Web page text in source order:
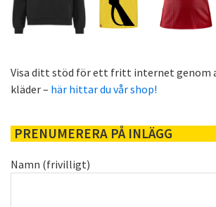
Visa ditt stöd för ett fritt internet genom
kläder – här hittar du vår shop!
PRENUMERERA PÅ INLÄGG
Namn (frivilligt)